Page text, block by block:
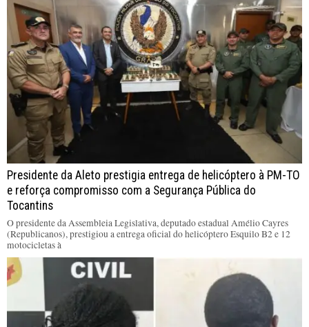
Presidente da Aleto prestigia entrega de helicóptero à PM-TO
e reforça compromisso com a Segurança Pública do
Tocantins
O presidente da Assembleia Legislativa, deputado estadual Amélio Cayres
(Republicanos), prestigiou a entrega oficial do helicóptero Esquilo B2 e 12
motocicletas à